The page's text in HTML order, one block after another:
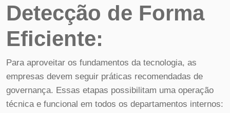
Detecção de Forma
Eficiente:
Para aproveitar os fundamentos da tecnologia, as
empresas devem seguir práticas recomendadas de
governança. Essas etapas possibilitam uma operação
técnica e funcional em todos os departamentos internos: